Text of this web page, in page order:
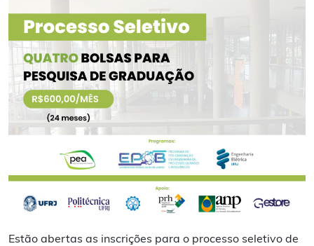
Estão abertas as inscrições para o processo seletivo de